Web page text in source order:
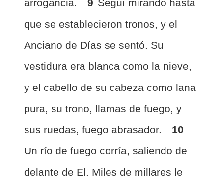
arrogancia.
9 Seguí mirando hasta
que se establecieron tronos, y el
Anciano de Días se sentó. Su
vestidura era blanca como la nieve,
y el cabello de su cabeza como lana
pura, su trono, llamas de fuego, y
sus ruedas, fuego abrasador.
10
Un río de fuego corría, saliendo de
delante de El. Miles de millares le